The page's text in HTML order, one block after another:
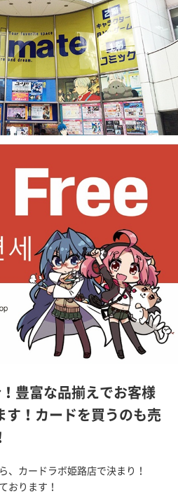
豊富な品揃えでお客様
す！カードを買うのも売
、カードラボ姫路店で決まり！
おります！